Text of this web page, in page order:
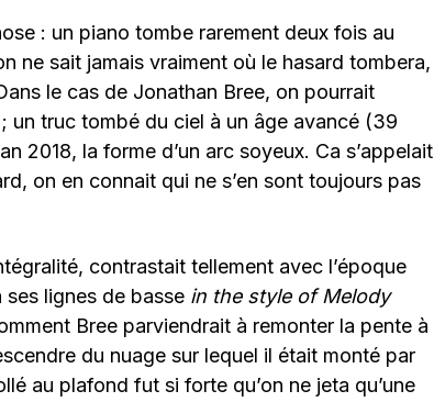
: un piano tombe rarement deux fois au
ne sait jamais vraiment où le hasard tombera,
le cas de Jonathan Bree, on pourrait
un truc tombé du ciel à un âge avancé (39
2018, la forme d’un arc soyeux. Ca s’appelait
on en connait qui ne s’en sont toujours pas
contrastait tellement avec l’époque
ses lignes de basse in the style of Melody
Bree parviendrait à remonter la pente à
du nuage sur lequel il était monté par
au plafond fut si forte qu’on ne jeta qu’une